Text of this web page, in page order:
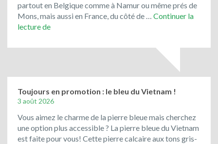
partout en Belgique comme à Namur ou même prés de
Mons, mais aussi en France, du côté de … Continuer la
lecture deLe
Solnhofen,
de
Bavière
Toujours en promotion : le bleu du Vietnam !
3 août 2026
Vous aimez le charme de la pierre bleue mais cherchez
une option plus accessible ? La pierre bleue du Vietnam
est faite pour vous! Cette pierre calcaire aux tons gris-